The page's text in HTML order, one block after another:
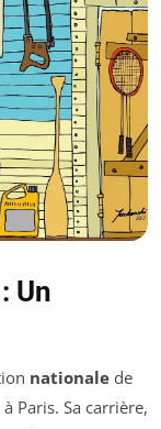
Un
nationale de
à Paris. Sa carrière,